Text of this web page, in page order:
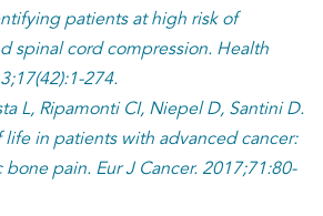
patients at high risk of
spinal cord compression. Health
274.
L, Ripamonti CI, Niepel D, Santini D.
in patients with advanced cancer:
bone pain. Eur J Cancer. 2017;71:80-